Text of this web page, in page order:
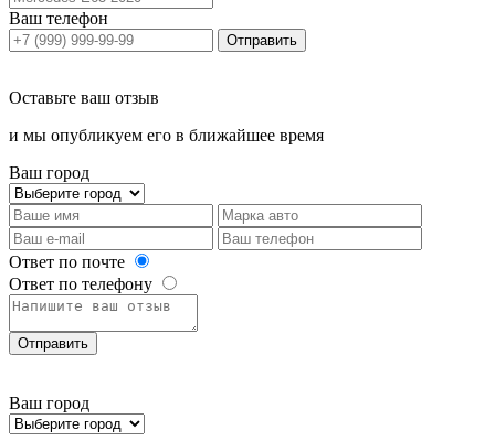
Ваш телефон
Отправить
Оставьте ваш отзыв
и мы опубликуем его в ближайшее время
Ваш город
Ответ по почте
Ответ по телефону
Отправить
Ваш город